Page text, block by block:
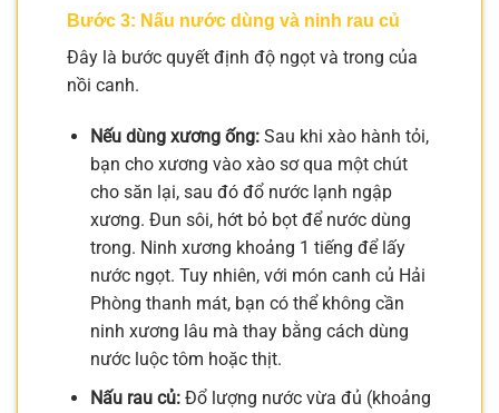
Bước 3: Nấu nước dùng và ninh rau củ
Đây là bước quyết định độ ngọt và trong của
nồi canh.
Nếu dùng xương ống:Sau khi xào hành tỏi,
bạn cho xương vào xào sơ qua một chút
cho săn lại, sau đó đổ nước lạnh ngập
xương. Đun sôi, hớt bỏ bọt để nước dùng
trong. Ninh xương khoảng 1 tiếng để lấy
nước ngọt. Tuy nhiên, với món canh củ Hải
Phòng thanh mát, bạn có thể không cần
ninh xương lâu mà thay bằng cách dùng
nước luộc tôm hoặc thịt.
Nấu rau củ:Đổ lượng nước vừa đủ (khoảng